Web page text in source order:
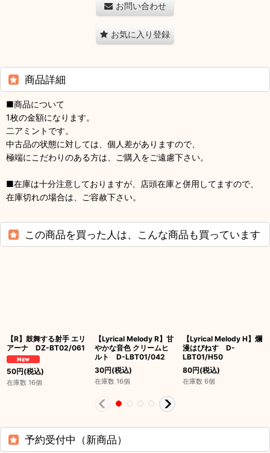
お問い合わせ
お気に入り登録
商品詳細
■商品について
1枚の金額になります。
二アミントです。
中古品の状態に対しては、個人差がありますので、
極端にこだわりのある方は、ご購入をご遠慮下さい。
■在庫は十分注意しておりますが、店頭在庫と併用してますので、
在庫切れの場合は、ご容赦下さい。
この商品を買った人は、こんな商品も買っています
【R】鼓舞する射手 エリ
アーナ DZ-BT02/061
50円(税込)
在庫数 16個
【Lyrical Melody R】甘
やかな音色 クリームヒ
ルト D-LBT01/042
30円(税込)
在庫数 16個
【Lyrical Melody H】爛
漫はぴねす D-
LBT01/H50
80円(税込)
在庫数 6個
予約受付中（新商品）